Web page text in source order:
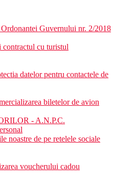
Guvernului nr. 2/2018
contractul cu turistul
datelor pentru contactele de
biletelor de avion
- A.N.P.C.
noastre de pe retelele sociale
voucherului cadou